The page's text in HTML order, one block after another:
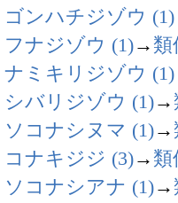
ゴンハチジゾウ (1)
フナジゾウ (1)→ 類
ナミキリジゾウ (1)
シバリジゾウ (1)→
ソコナシヌマ (1)→
コナキジジ (3)→ 類
ソコナシアナ (1)→